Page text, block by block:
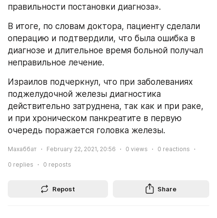
правильности постановки диагноза».
В итоге, по словам доктора, пациенту сделали
операцию и подтвердили, что была ошибка в
диагнозе и длительное время больной получал
неправильное лечение.
Израилов подчеркнул, что при заболеваниях
поджелудочной железы диагностика
действительно затруднена, так как и при раке,
и при хроническом панкреатите в первую
очередь поражается головка железы.
Махаббат February 22, 2021, 20:56 0 views 0 reactions
0 replies 0 reposts
Repost Share